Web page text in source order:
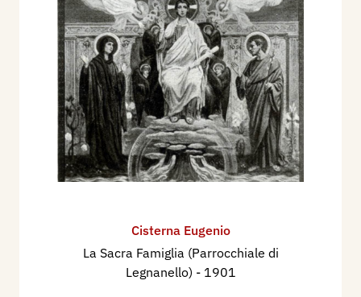
Cisterna Eugenio
La Sacra Famiglia (Parrocchiale di
Legnanello) - 1901